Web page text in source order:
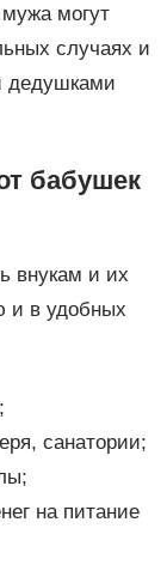
могут
случаях и
дедушками
бабушек
внукам и их
и в удобных
санатории;
на питание